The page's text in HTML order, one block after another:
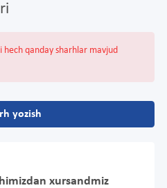
hech qanday sharhlar mavjud
yozish
xursandmiz